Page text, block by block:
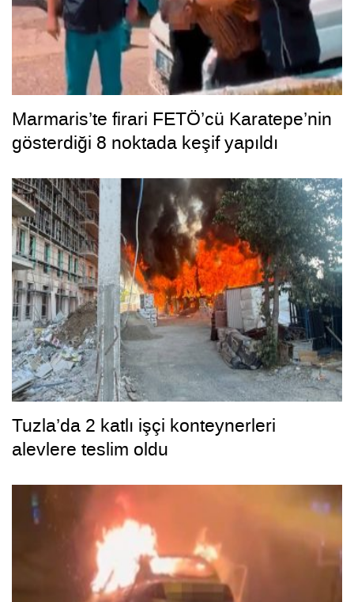
Marmaris’te firari FETÖ’cü Karatepe’nin
gösterdiği 8 noktada keşif yapıldı
Tuzla’da 2 katlı işçi konteynerleri
alevlere teslim oldu